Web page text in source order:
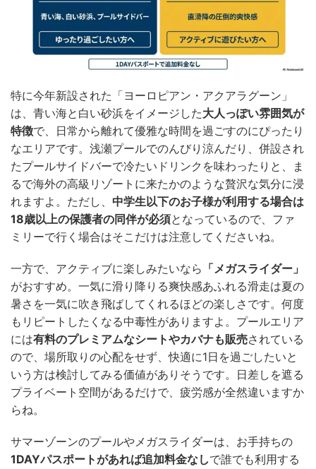
特に今年新設された「ヨーロピアン・アクアラグーン」
は、青い海と白い砂浜をイメージした大人っぽい雰囲気が
特徴で、日常から離れて優雅な時間を過ごすのにぴったり
なエリアです。浅瀬プールでのんびり涼んだり、併設され
たプールサイドバーで冷たいドリンクを味わったりと、ま
るで海外の高級リゾートに来たかのような贅沢な気分に浸
れますよ。ただし、 中学生以下のお子様が利用する場合は
18歳以上の保護者の同伴が必須となっているので、ファ
ミリーで行く場合はそこだけは注意してくださいね。
一方で、アクティブに楽しみたいなら 「メガスライダー」
がおすすめ。一気に滑り降りる爽快感あふれる滑走は夏の
暑さを一気に吹き飛ばしてくれるほどの楽しさです。何度
もリピートしたくなる中毒性がありますよ。プールエリア
には有料のプレミアムなシートやカバナも販売されている
ので、場所取りの心配をせず、快適に1日を過ごしたいと
いう方は検討してみる価値がありそうです。日差しを遮る
プライベート空間があるだけで、疲労感が全然違いますか
らね。
サマーゾーンのプールやメガスライダーは、お手持ちの
1DAYパスポートがあれば追加料金なしで誰でも利用する